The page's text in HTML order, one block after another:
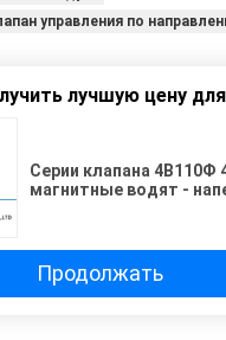
управления по
лучшую цену для
Серии клапана 4В110Ф
магнитные водят -
Продолжать